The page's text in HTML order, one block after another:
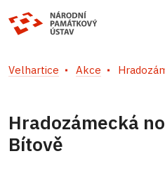
Velhartice Akce
Hradozámecká
Bítově